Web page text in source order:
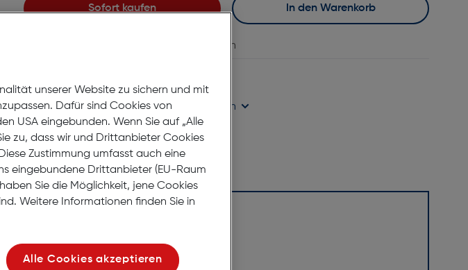
Sofort kaufen In den Warenkorb
vergleichen
Nach Hause liefern
Selbstabholung in Verfügbarkeit prüfen
unserer Website zu sichern und mit
Dafür sind Cookies von
USA eingebunden. Wenn Sie auf „Alle
zu, dass wir und Drittanbieter Cookies
Zustimmung umfasst auch eine
eingebundene Drittanbieter (EU-Raum
Sie die Möglichkeit, jene Cookies
Weitere Informationen finden Sie in
Alle Cookies akzeptieren